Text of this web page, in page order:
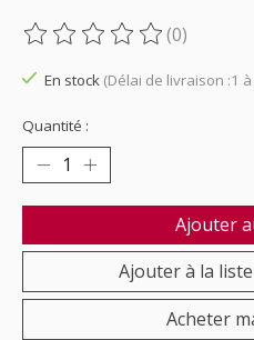
Ce produit est évalué à
(0)
En stock (Délai de livraison :1
Quantité :
Ajouter
Ajouter à la
Acheter